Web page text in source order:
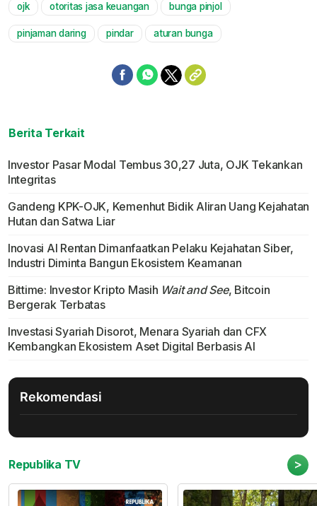
ojk otoritas jasa keuangan bunga pinjol
pinjaman daring pindar aturan bunga
Berita Terkait
Investor Pasar Modal Tembus 30,27 Juta, OJK Tekankan
Integritas
Gandeng KPK-OJK, Kemenhut Bidik Aliran Uang Kejahatan
Hutan dan Satwa Liar
Inovasi AI Rentan Dimanfaatkan Pelaku Kejahatan Siber,
Industri Diminta Bangun Ekosistem Keamanan
Bittime: Investor Kripto Masih Wait and See, Bitcoin
Bergerak Terbatas
Investasi Syariah Disorot, Menara Syariah dan CFX
Kembangkan Ekosistem Aset Digital Berbasis AI
Rekomendasi
Republika TV >